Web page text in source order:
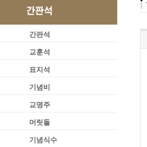
간판석
교훈석
표지석
기념비
교명주
머릿돌
기념식수